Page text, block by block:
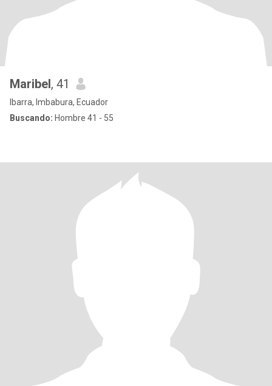
Maribel, 41
Ibarra, Imbabura, Ecuador
Buscando: Hombre 41 - 55